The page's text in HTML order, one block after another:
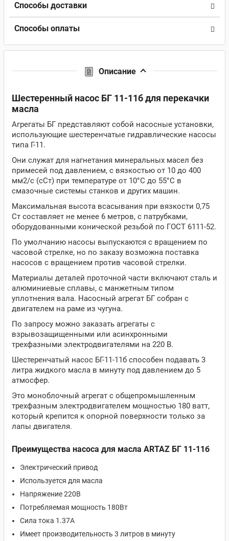
Способы доставки
Способы оплаты
Описание
Шестеренный насос БГ 11-11б для перекачки
масла
Агрегаты БГ представляют собой насосные установки,
использующие шестеренчатые гидравлические насосы
типа Г-11.
Они служат для нагнетания минеральных масел без
примесей под давлением, с вязкостью от 10 до 400
мм2/с (сСт) при температуре от 10°С до 55°С в
смазочные системы станков и других машин.
Максимальная высота всасывания при вязкости 0,75
Ст составляет не менее 6 метров, с патрубками,
оборудованными конической резьбой по ГОСТ 6111-52.
По умолчанию насосы выпускаются с вращением по
часовой стрелке, но по заказу возможна поставка
насосов с вращением против часовой стрелки.
Материалы деталей проточной части включают сталь и
алюминиевые сплавы, с манжетным типом
уплотнения вала. Насосный агрегат БГ собран с
двигателем на раме из чугуна.
По запросу можно заказать агрегаты с
взрывозащищенными или асинхронными
трехфазными электродвигателями на 220 В.
Шестеренчатый насос БГ-11-11б способен подавать 3
литра жидкого масла в минуту под давлением до 5
атмосфер.
Это моноблочный агрегат с общепромышленным
трехфазным электродвигателем мощностью 180 ватт,
который крепится к опорной поверхности только за
лапы двигателя.
Преимущества насоса для масла ARTAZ БГ 11-11б
Электрический привод
Используется для масла
Напряжение 220В
Потребляемая мощность 180Вт
Сила тока 1.37А
Имеет производительность 3 литров в минуту